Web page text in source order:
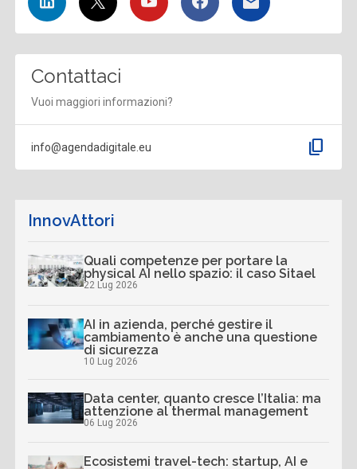
Contattaci
Vuoi maggiori informazioni?
info@agendadigitale.eu content_copy
InnovAttori
Quali competenze per portare la
physical AI nello spazio: il caso Sitael
22 Lug 2026
AI in azienda, perché gestire il
cambiamento è anche una questione
di sicurezza
10 Lug 2026
Data center, quanto cresce l’Italia: ma
attenzione al thermal management
06 Lug 2026
Ecosistemi travel-tech: startup, AI e